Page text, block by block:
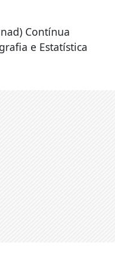
Contínua
e Estatística